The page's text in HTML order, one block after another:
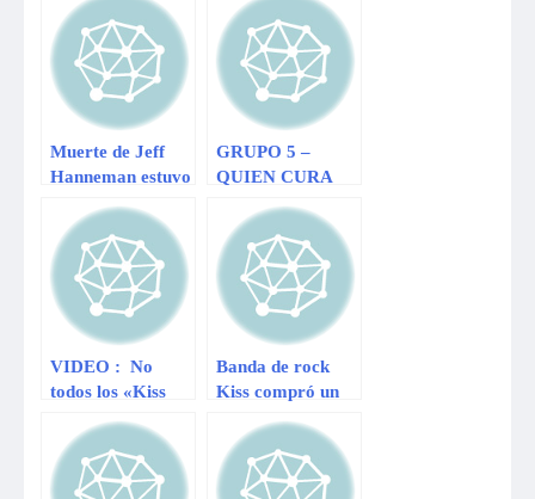
Muerte de Jeff
Hanneman estuvo
consumo excesivo
de alcohol
GRUPO 5 –
QUIEN CURA
CUELLAR –
PRIMICIA 2007]
VIDEO : No
todos los «Kiss
de forma feliz
Banda de rock
Kiss compró un
americano